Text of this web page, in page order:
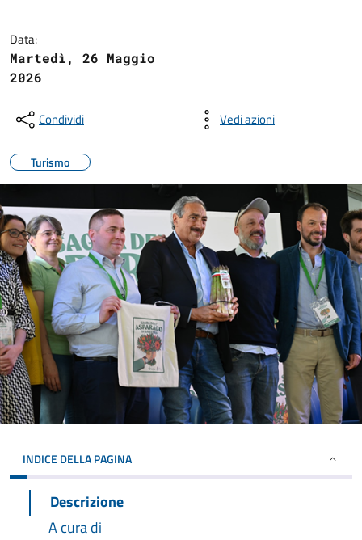
Data:
Martedì, 26 Maggio
2026
Condividi Vedi azioni
Turismo
INDICE DELLA PAGINA
Descrizione
A cura di